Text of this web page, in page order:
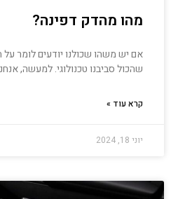
מהו מהדק דפינה?
אם יש משהו שכולנו יודעים לומר על
שהכול סביבנו טכנולוגי. למעשה,
קרא עוד »
יוני 18, 2024